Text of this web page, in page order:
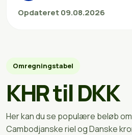
Opdateret 09.08.2026
Omregningstabel
KHR til DKK
Her kan du se populære beløb
Cambodjanske riel og Danske